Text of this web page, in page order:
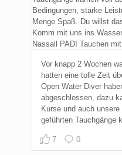
Vor knapp 2 Wochen
hatten eine tolle Zeit
Open Water Diver
abgeschlossen, dazu
Kurse und auch
geführten Tauchgänge
7 0